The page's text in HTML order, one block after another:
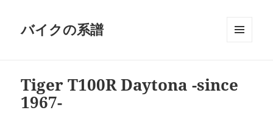
バイクの系譜
ット
Tiger T100R Daytona -since
1967-